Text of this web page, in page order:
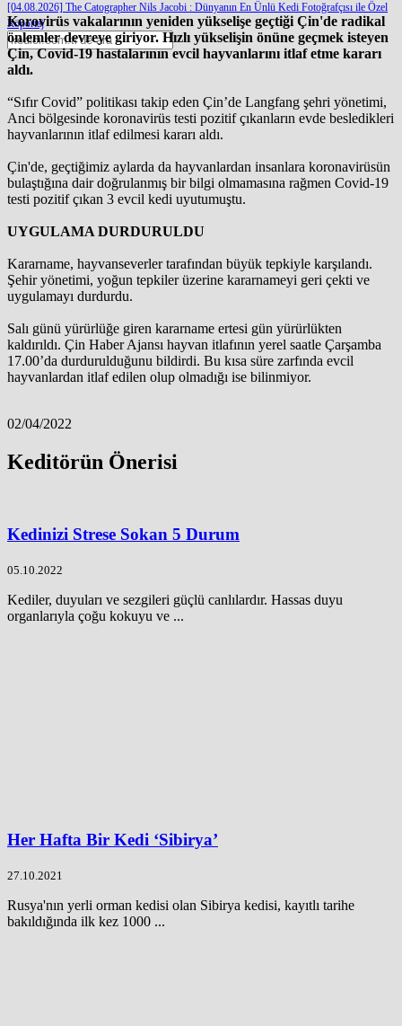
[04.08.2026] The Catographer Nils Jacobi : Dünyanın En Ünlü Kedi Fotoğrafçısı ile Özel
Röportaj
Korovirüs vakalarının yeniden yükselişe geçtiği Çin'de radikal
önlemler devreye giriyor. Hızlı yükselişin önüne geçmek isteyen
Çin, Covid-19 hastalarının evcil hayvanlarını itlaf etme kararı
aldı.
“Sıfır Covid” politikası takip eden Çin’de Langfang şehri yönetimi,
Anci bölgesinde koronavirüs testi pozitif çıkanların evde besledikleri
hayvanlarının itlaf edilmesi kararı aldı.
Çin'de, geçtiğimiz aylarda da hayvanlardan insanlara koronavirüsün
bulaştığına dair doğrulanmış bir bilgi olmamasına rağmen Covid-19
testi pozitif çıkan 3 evcil kedi uyutumuştu.
UYGULAMA DURDURULDU
Kararname, hayvanseverler tarafından büyük tepkiyle karşılandı.
Şehir yönetimi, yoğun tepkiler üzerine kararnameyi geri çekti ve
uygulamayı durdurdu.
Salı günü yürürlüğe giren kararname ertesi gün yürürlükten
kaldırıldı. Çin Haber Ajansı hayvan itlafının yerel saatle Çarşamba
17.00’da durdurulduğunu bildirdi. Bu kısa süre zarfında evcil
hayvanlardan itlaf edilen olup olmadığı ise bilinmiyor.
02/04/2022
Keditörün Önerisi
Kedinizi Strese Sokan 5 Durum
05.10.2022
Kediler, duyuları ve sezgileri güçlü canlılardır. Hassas duyu
organlarıyla çoğu kokuyu ve ...
Her Hafta Bir Kedi ‘Sibirya’
27.10.2021
Rusya'nın yerli orman kedisi olan Sibirya kedisi, kayıtlı tarihe
bakıldığında ilk kez 1000 ...